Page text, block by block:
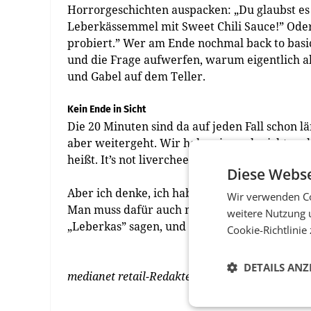
Horrorgeschichten auspacken: „Du glaubst
Leberkässemmel mit Sweet Chili Sauce!”
probiert.” Wer am Ende nochmal back to
und die Frage aufwerfen, warum eigentlich
und Gabel auf dem Teller.
Kein Ende in Sicht
Die 20 Minuten sind da auf jeden Fall schon
aber weitergeht. Wir haben ja noch nicht
heißt. It’s not livercheese, my dear!
Aber ich denke, ich habe hier genug gesagt.
Man muss dafür auch nicht extra den
„Leberkas” sagen, und das Gespräch wird
medianet retail-Redakteurin Anna Muhr ist
Diese
Wir verwenden
weitere Nutzung
Cookie-
DETAILS